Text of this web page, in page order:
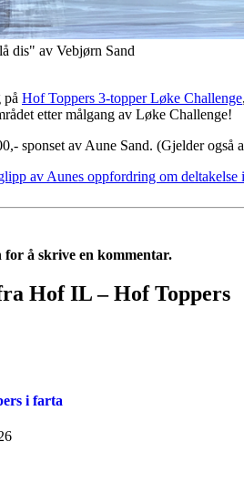
dis" av Vebjørn Sand
på Hof Toppers 3-topper Løke Challenge
etter målgang av Løke Challenge!
sponset av Aune Sand. (Gjelder også
av Aunes oppfordring om
for å skrive en kommentar.
Hof IL – Hof Toppers
i farta